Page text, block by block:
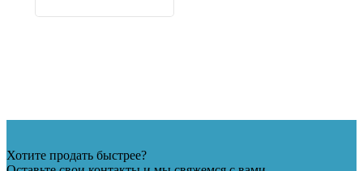
Хотите продать быстрее?